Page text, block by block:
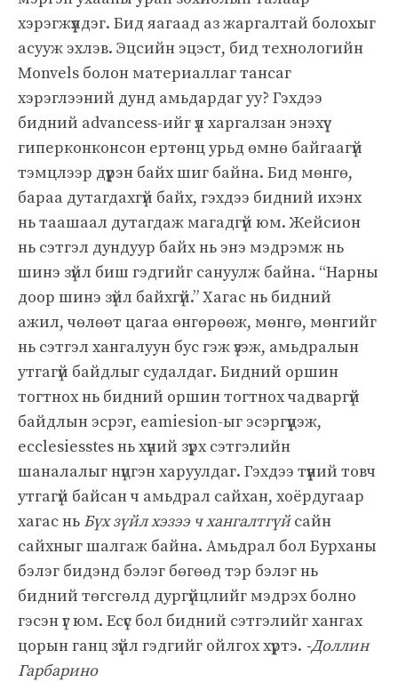
хэрэгжүүлдэг. Бид яагаад аз жаргалтай болохыг
асууж эхлэв. Эцсийн эцэст, бид технологийн
Monvels болон материаллаг тансаг
хэрэглээний дунд амьдардаг уу? Гэхдээ
бидний advancess-ийг үл харгалзан энэхүү
гиперконконсон ертөнц урьд өмнө байгаагүй
тэмцлээр дүүрэн байх шиг байна. Бид мөнгө,
бараа дутагдахгүй байх, гэхдээ бидний ихэнх
нь таашаал дутагдаж магадгүй юм. Жейсион
нь сэтгэл дундуур байх нь энэ мэдрэмж нь
шинэ зүйл биш гэдгийг сануулж байна. “Нарны
доор шинэ зүйл байхгүй.” Хагас нь бидний
ажил, чөлөөт цагаа өнгөрөөж, мөнгө, мөнгийг
нь сэтгэл хангалуун бус гэж үзэж, амьдралын
утгагүй байдлыг судалдаг. Бидний оршин
тогтнох нь бидний оршин тогтнох чадваргүй
байдлын эсрэг, eamiesion-ыг эсэргүүцэж,
ecclesiesstes нь хүний ​​зүрх сэтгэлийн
шаналалыг нүцгэн харуулдаг. Гэхдээ түүний товч
утгагүй байсан ч амьдрал сайхан, хоёрдугаар
хагас нь Бүх зүйл хэзээ ч хангалтгүйсайн
сайхныг шалгаж байна. Амьдрал бол Бурханы
бэлэг бидэнд бэлэг бөгөөд тэр бэлэг нь
бидний төгсгөлд дургүйцлийг мэдрэх болно
гэсэн үг юм. Есүс бол бидний сэтгэлийг хангах
цорын ганц зүйл гэдгийг ойлгох хүртэ. -Доллин
Гарбарино